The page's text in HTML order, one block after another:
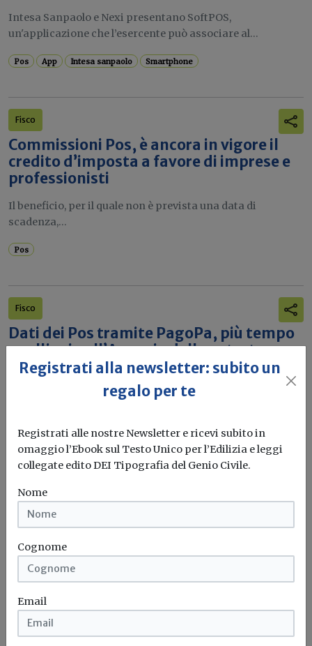
Intesa Sanpaolo e Nexi presentano SoftPOS,
un'applicazione che l’esercente può associare al...
Pos App Intesa sanpaolo Smartphone
Fisco
Commissioni Pos, è ancora in vigore il
credito d’imposta a favore di imprese e
professionisti
Il beneficio, per il quale non è prevista una data di
scadenza,...
Pos
Fisco
Dati dei Pos tramite PagoPa, più tempo
per l'invio all’Agenzia delle entrate
Le informazioni relative alle operazioni contabilizzate dal
1° settembre dovranno essere inviate...
Registrati alla newsletter: subito un
regalo per te
Registrati alle nostre Newsletter e ricevi subito in
omaggio l’Ebook sul Testo Unico per l’Edilizia e leggi
collegate edito DEI Tipografia del Genio Civile.
Nome
Cognome
Email